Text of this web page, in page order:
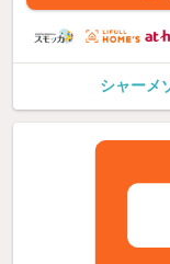
シャーメ